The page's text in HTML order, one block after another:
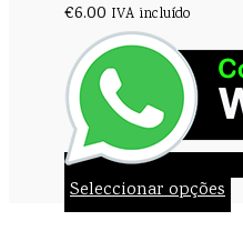
€6.00 IVA incluído
Seleccionar opções